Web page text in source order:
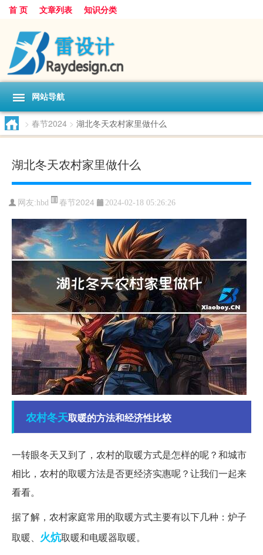
首 页 文章列表 知识分类
网站导航
> 春节2024 > 湖北冬天农村家里做什么
湖北冬天农村家里做什么
网友:hbd 春节2024 2024-02-18 05:26:26
农村冬天取暖的方法和经济性比较
一转眼冬天又到了，农村的取暖方式是怎样的呢？和城市
相比，农村的取暖方法是否更经济实惠呢？让我们一起来
看看。
据了解，农村家庭常用的取暖方式主要有以下几种：炉子
取暖、 火炕取暖和电暖器取暖。